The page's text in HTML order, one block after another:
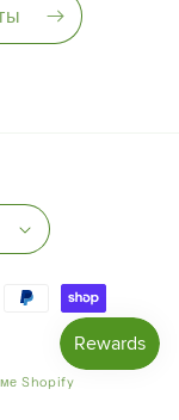
Shopify